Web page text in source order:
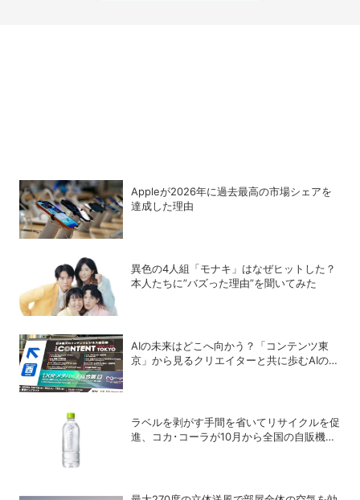
Appleが2026年に過去最⾼の市場シェアを
達成した理由
異色の4人組「モナキ」はなぜヒットした？
本人たちに”バズった理由”を聞いてみた
AIの未来はどこへ向かう？「コンテンツ東
京」から見るクリエイターと共に歩むAIの可
ラベルを剥がす手間を省いてリサイクルを促
進、コカ･コーラが10月から全国の自販機で